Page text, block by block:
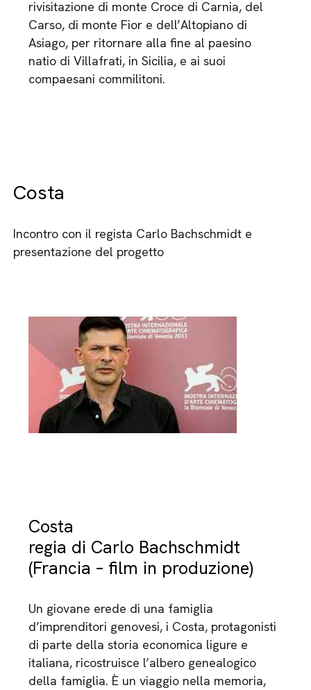
rivisitazione di monte Croce di Carnia, del
Carso, di monte Fior e dell’Altopiano di
Asiago, per ritornare alla fine al paesino
natio di Villafrati, in Sicilia, e ai suoi
compaesani commilitoni.
Costa
Incontro con il regista Carlo Bachschmidt e
presentazione del progetto
Costa
regia di Carlo Bachschmidt
(Francia – film in produzione)
Un giovane erede di una famiglia
d’imprenditori genovesi, i Costa, protagonisti
di parte della storia economica ligure e
italiana, ricostruisce l’albero genealogico
della famiglia. È un viaggio nella memoria,